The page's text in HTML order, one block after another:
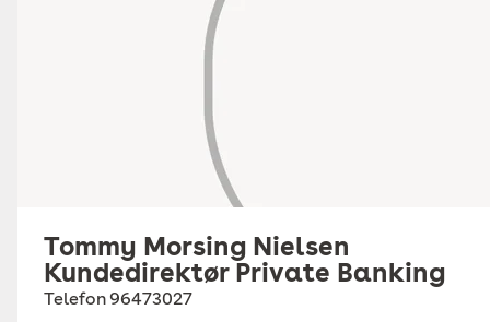
Tommy Morsing Nielsen
Kundedirektør Private Banking
Telefon96473027